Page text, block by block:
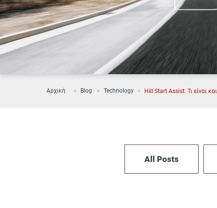
Αρχική Blog Technology Hill Start Assist: Τι είναι
All Posts